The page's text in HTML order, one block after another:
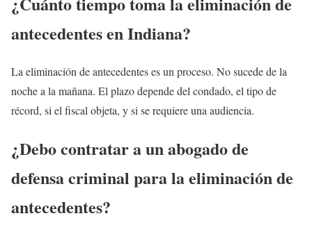
antecedentes en Indiana?
La eliminación de antecedentes es un proceso. No sucede de la
noche a la mañana. El plazo depende del condado, el tipo de
récord, si el fiscal objeta, y si se requiere una audiencia.
¿Debo contratar a un abogado de
defensa criminal para la eliminación de
antecedentes?